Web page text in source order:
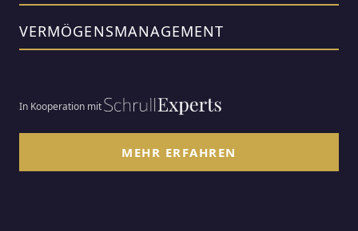
VERMÖGENSMANAGEMENT
In Kooperation mit
MEHR ERFAHREN